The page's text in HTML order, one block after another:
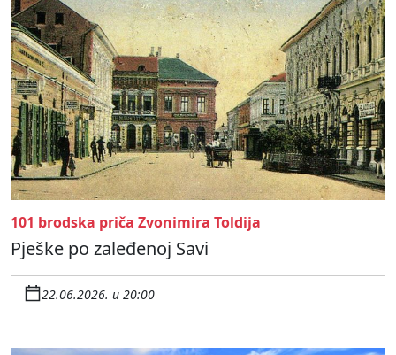
101 brodska priča Zvonimira Toldija
Pješke po zaleđenoj Savi
22.06.2026. u 20:00